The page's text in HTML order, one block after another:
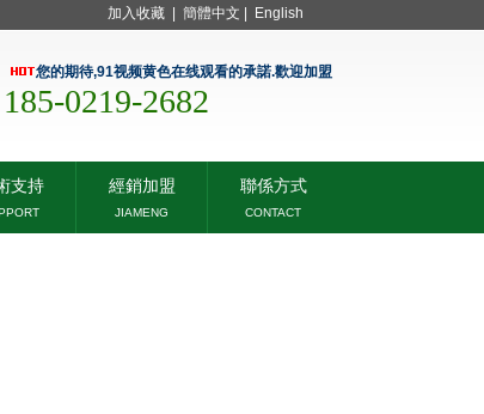
加入收藏 簡體中文 English
您的期待,91视频黄色在线观看的承諾.歡迎加盟
185-0219-2682
支持 經銷加盟
JIAMENG
聯係方式
CONTACT